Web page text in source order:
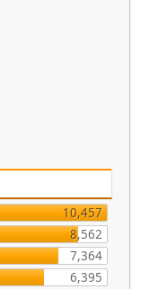
10,457
8,562
7,364
6,395